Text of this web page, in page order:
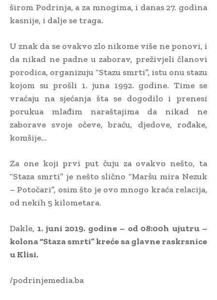
širom Podrinja, a za mnogima, i danas 27. godina
kasnije, i dalje se traga.
U znak da se ovakvo zlo nikome više ne ponovi, i
da nikad ne padne u zaborav, preživjeli članovi
porodica, organizuju “Stazu smrti”, istu onu stazu
kojom su prošli 1. juna 1992. godine. Time se
vraćaju na sjećanja šta se dogodilo i prenesi
porukua mlađim naraštajima da nikad ne
zaborave svoje očeve, braću, djedove, rođake,
komšije…
Za one koji prvi put čuju za ovakvo nešto, ta
“Staza smrti” je nešto slično “Maršu mira Nezuk
– Potočari”, osim što je ovo mnogo kraća relacija,
od nekih 5 kilometara.
Dakle, 1. juni 2019. godine – od 08:00h ujutru –
kolona “Staza smrti” kreće sa glavne raskrsnice
u Klisi.
/podrinjemedia.ba